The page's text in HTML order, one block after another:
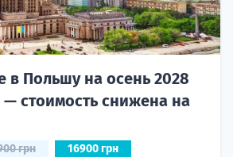
в Польшу на осень 2028
— стоимость снижена на
грн 16900 грн